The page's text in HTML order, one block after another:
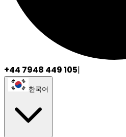
+44 7948 449 105|
한국어